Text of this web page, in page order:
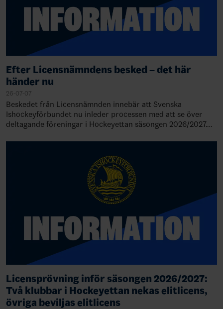
Efter Licensnämndens besked – det här
händer nu
26-07-07
Beskedet från Licensnämnden innebär att Svenska
Ishockeyförbundet nu inleder processen med att se över
deltagande föreningar i Hockeyettan säsongen 2026/2027.
Licensprövning inför säsongen 2026/2027:
Två klubbar i Hockeyettan nekas elitlicens,
övriga beviljas elitlicens